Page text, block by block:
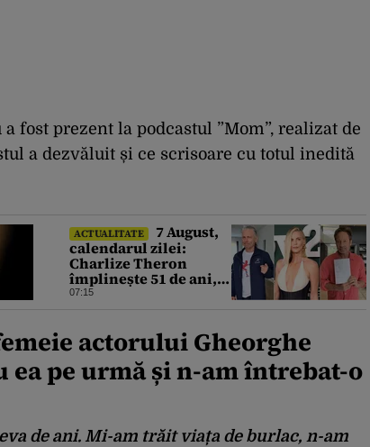
fost prezent la podcastul ”Mom”, realizat de
a dezvăluit și ce scrisoare cu totul inedită
ACTUALITATE
7 August,
calendarul zilei:
Charlize Theron
împlinește 51 de ani,
Bruce Dickinson 68.
07:15
actorului Gheorghe
ea pe urmă și n-am întrebat-o
de ani. Mi-am trăit viața de burlac, n-am